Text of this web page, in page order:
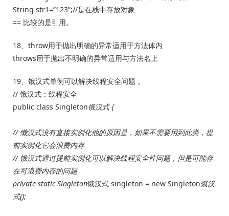
String str1=”123”;//是在栈中存放对象
== 比较的是引用。
18、throw用于抛出明确的异常适用于方法体内
throws用于抛出不明确的异常适用与方法名上
19、饿汉式单例可以解决线程安全问题 。
// 饿汉式：线程安全
public class Singleton饿汉式 {
// 懒汉式没有直接实例化他的原因是，如果不需要用到此类，提
前实例化它会浪费内存
// 饿汉式通过提前实例化可以解决线程安全性问题，但是可能存
在可浪费内存的问题
private static Singleton饿汉式 singleton = new Singleton饿汉
式();